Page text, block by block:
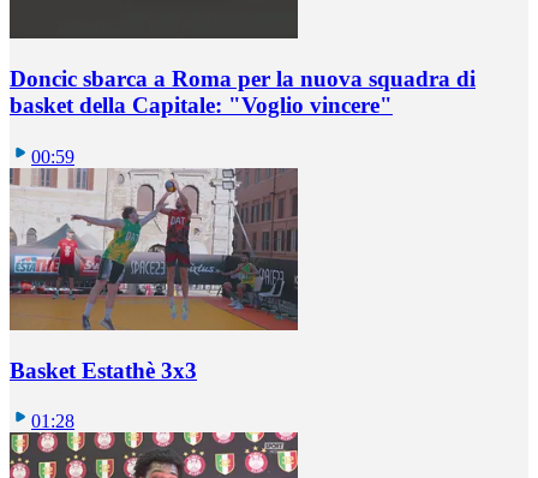
Doncic sbarca a Roma per la nuova squadra di
basket della Capitale: "Voglio vincere"
00:59
Basket Estathè 3x3
01:28